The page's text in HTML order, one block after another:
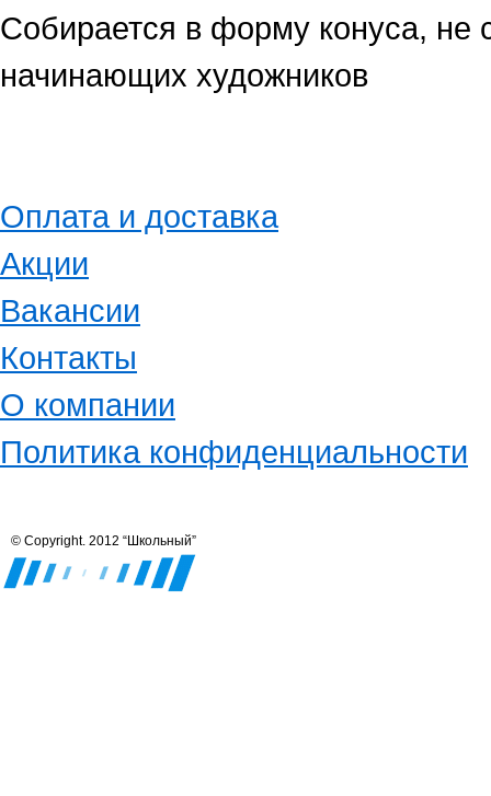
Собирается в форму конуса,
начинающих художников
Оплата и доставка
Акции
Вакансии
Контакты
О компании
Политика конфиденциальности
© Copyright. 2012 “Школьный”